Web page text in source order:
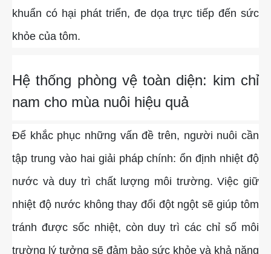
khuẩn có hại phát triển, đe dọa trực tiếp đến sức
khỏe của tôm.
Hệ thống phòng vệ toàn diện: kim chỉ
nam cho mùa nuôi hiệu quả
Để khắc phục những vấn đề trên, người nuôi cần
tập trung vào hai giải pháp chính: ổn định nhiệt độ
nước và duy trì chất lượng môi trường. Việc giữ
nhiệt độ nước không thay đổi đột ngột sẽ giúp tôm
tránh được sốc nhiệt, còn duy trì các chỉ số môi
trường lý tưởng sẽ đảm bảo sức khỏe và khả năng